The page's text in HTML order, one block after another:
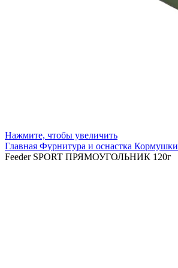
Нажмите, чтобы увеличить
Главная Фурнитура и оснастка Кормушки
Feeder SPORT ПРЯМОУГОЛЬНИК 120г